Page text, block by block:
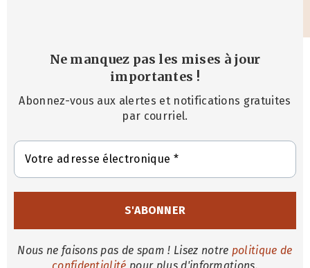
Ne manquez pas les mises à jour
importantes !
Abonnez-vous aux alertes et notifications gratuites
par courriel.
Nous ne faisons pas de spam ! Lisez notre politique de